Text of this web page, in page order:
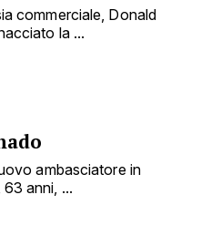
commerciale, Donald
la ...
ambasciatore in
anni, ...